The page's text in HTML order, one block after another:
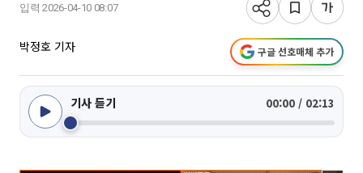
입력 2026-04-10 08:07
박정호 기자 구글 선호매체 추가
기사 듣기 00:00 / 02:13